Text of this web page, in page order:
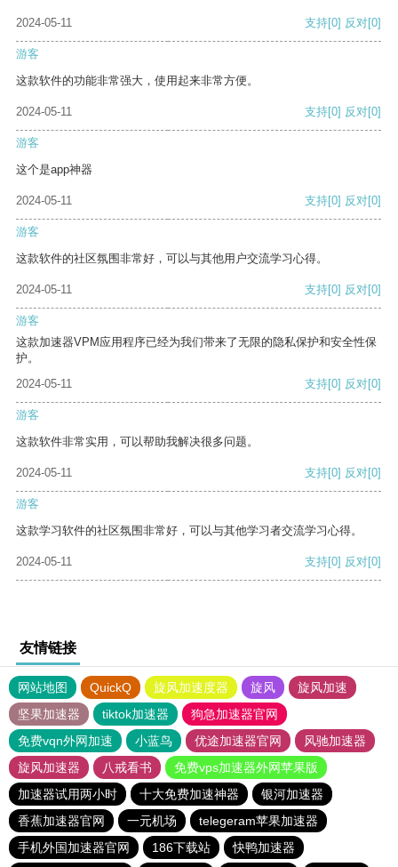
2024-05-11 支持[0] 反对[0]
游客
这款软件的功能非常强大，使用起来非常方便。
2024-05-11 支持[0] 反对[0]
游客
这个是app神器
2024-05-11 支持[0] 反对[0]
游客
这款软件的社区氛围非常好，可以与其他用户交流学习心得。
2024-05-11 支持[0] 反对[0]
游客
这款加速器VPM应用程序已经为我们带来了无限的隐私保护和安全性保
护。
2024-05-11
支持[0] 反对[0]
游客
这款软件非常实用，可以帮助我解决很多问题。
2024-05-11 支持[0] 反对[0]
游客
这款学习软件的社区氛围非常好，可以与其他学习者交流学习心得。
2024-05-11 支持[0] 反对[0]
友情链接
网站地图 QuickQ 旋风加速度器 旋风
旋风加速
坚果加速器
tiktok加速器
狗急加速器官网
免费vqn外网加速
小蓝鸟 优途加速器官网
风驰加速器
旋风加速器
八戒看书
免费vps加速器外网苹果版
加速器试用两小时
十大免费加速神器
银河加速器
香蕉加速器官网
一元机场
telegeram苹果加速器
手机外国加速器官网
186下载站 快鸭加速器